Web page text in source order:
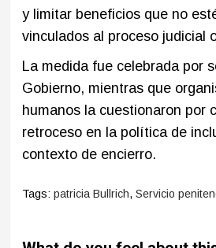
y limitar beneficios que no
vinculados al proceso judicial
La medida fue celebrada por
Gobierno, mientras que
humanos la cuestionaron por
retroceso en la política de
contexto de encierro.
Tags: patricia Bullrich, Servicio